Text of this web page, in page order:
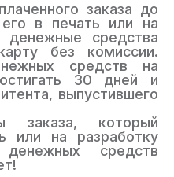
заказа до
в печать или на
денежные средства
без комиссии.
средств на
30 дней и
выпустившего
заказа, который
или на разработку
средств